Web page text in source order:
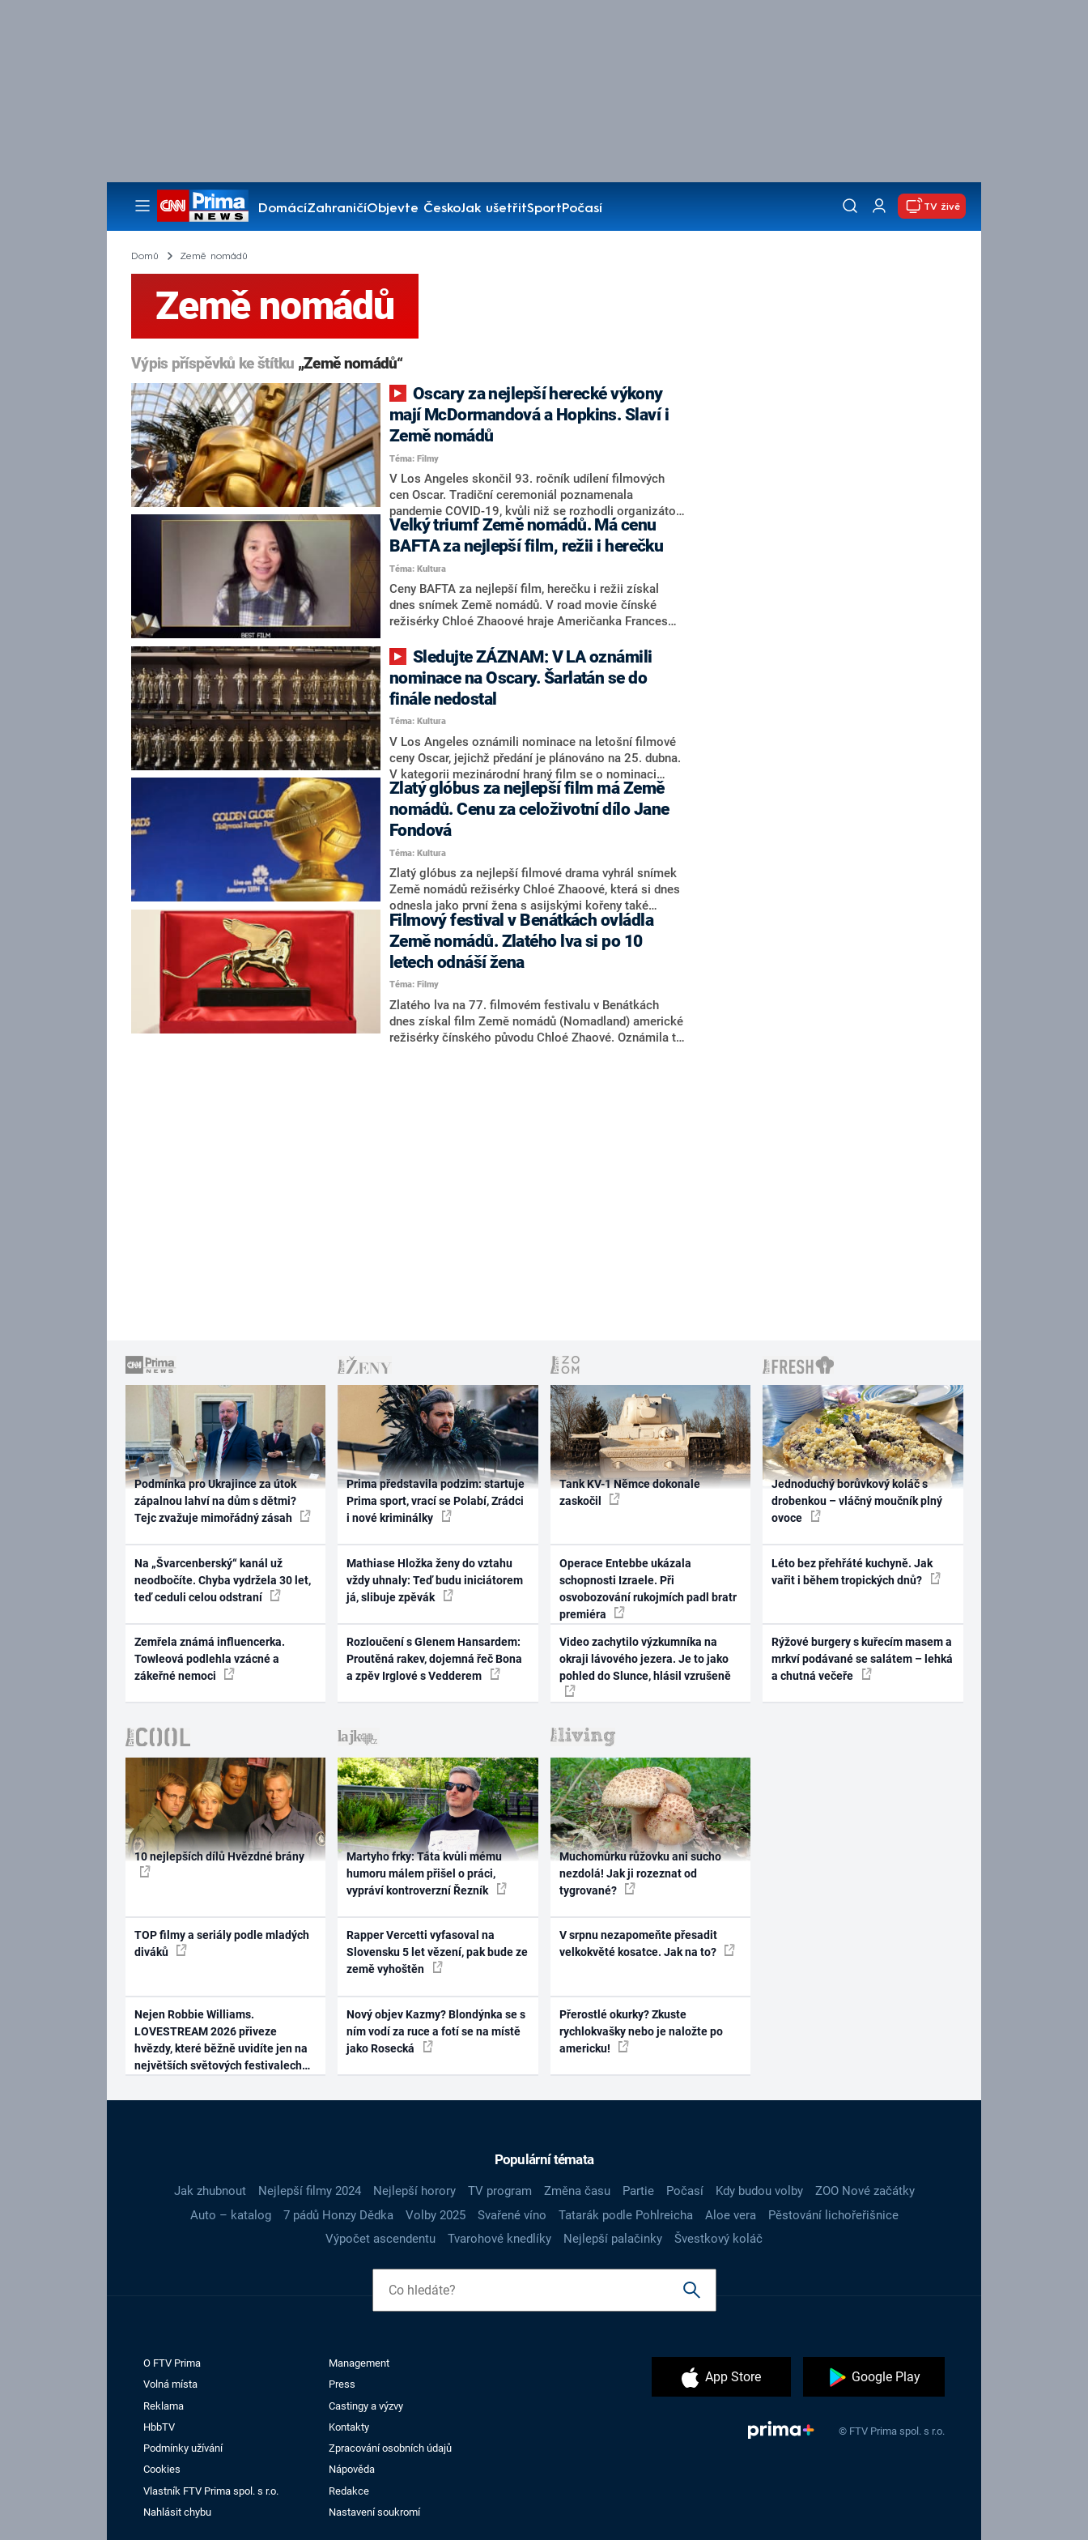
DomácíZahraničíObjevte ČeskoJak ušetřitSportPočasí
Pořady
TV živě
Domů Země nomádů
Země nomádů
Výpis příspěvků ke štítku „Země nomádů“
mají McDormandová a Hopkins. Slaví i
Země nomádů
Téma: Filmy
V Los Angeles skončil 93. ročník udílení filmových
cen Oscar. Tradiční ceremoniál poznamenala
pandemie COVID-19, kvůli niž se rozhodli organizátoři
akci poprvé uspořádat na dvou místech naráz: tradičně
v hollywoodském divadle Dolby Theatre a rovněž na
losangeleském nádraží Union Station. Podle
očekávání zvítězil film Země nomádů.
Velký triumf Země nomádů. Má cenu
BAFTA za nejlepší film, režii i herečku
Téma: Kultura
Ceny BAFTA za nejlepší film, herečku i režii získal
dnes snímek Země nomádů. V road movie čínské
režisérky Chloé Zhaoové hraje Američanka Frances
Amerikou v dodávce. Cenu BAFTA za nejlepšího herce
má 83letý Anthony Hopkins, který ve filmu The Father
(Otec) ztvárnil starého muže zápasícího s demencí.
nominace na Oscary. Šarlatán se do
finále nedostal
Téma: Kultura
V Los Angeles oznámili nominace na letošní filmové
ceny Oscar, jejichž předání je plánováno na 25. dubna.
V kategorii mezinárodní hraný film se o nominaci
ucházel i český snímek Šarlatán režisérky Agnieszky
Hollandové, do nejužšího výběru se ale nedostal.
Záznam ceremoniálu sledujte přímo v tomto článku.
Zlatý glóbus za nejlepší film má Země
nomádů. Cenu za celoživotní dílo Jane
Fondová
Téma: Kultura
Zlatý glóbus za nejlepší filmové drama vyhrál snímek
Země nomádů režisérky Chloé Zhaoové, která si dnes
odnesla jako první žena s asijskými kořeny také
ocenění za nejlepší režii. Road movie o šedesátnici,
která cestuje napříč Amerikou v bílé dodávce, porazilo
favorizovaný snímek Mank režiséra Davida Finchera.
Filmový festival v Benátkách ovládla
Země nomádů. Zlatého lva si po 10
letech odnáší žena
Téma: Filmy
Zlatého lva na 77. filmovém festivalu v Benátkách
dnes získal film Země nomádů (Nomadland) americké
režisérky čínského původu Chloé Zhaové. Oznámila to
Podmínka pro Ukrajince za útok
zápalnou lahví na dům s dětmi?
Tejc zvažuje mimořádný zásah
Na „Švarcenberský“ kanál už
neodbočíte. Chyba vydržela 30 let,
teď ceduli celou odstraní
Zemřela známá influencerka.
Towleová podlehla vzácné a
zákeřné nemoci
Prima představila podzim: startuje
Prima sport, vrací se Polabí, Zrádci
i nové kriminálky
Mathiase Hložka ženy do vztahu
vždy uhnaly: Teď budu iniciátorem
já, slibuje zpěvák
Rozloučení s Glenem Hansardem:
Proutěná rakev, dojemná řeč Bona
a zpěv Irglové s Vedderem
Tank KV-1 Němce dokonale
zaskočil
Operace Entebbe ukázala
schopnosti Izraele. Při
osvobozování rukojmích padl bratr
premiéra
Video zachytilo výzkumníka na
okraji lávového jezera. Je to jako
pohled do Slunce, hlásil vzrušeně
Jednoduchý borůvkový koláč s
drobenkou – vláčný moučník plný
ovoce
Léto bez přehřáté kuchyně. Jak
vařit i během tropických dnů?
Rýžové burgery s kuřecím masem a
mrkví podávané se salátem – lehká
a chutná večeře
10 nejlepších dílů Hvězdné brány
TOP filmy a seriály podle mladých
diváků
Nejen Robbie Williams.
LOVESTREAM 2026 přiveze
hvězdy, které běžně uvidíte jen na
největších světových festivalech
Martyho frky: Táta kvůli mému
humoru málem přišel o práci,
vypráví kontroverzní Řezník
Rapper Vercetti vyfasoval na
Slovensku 5 let vězení, pak bude ze
země vyhoštěn
Nový objev Kazmy? Blondýnka se s
ním vodí za ruce a fotí se na místě
jako Rosecká
Muchomůrku růžovku ani sucho
nezdolá! Jak ji rozeznat od
tygrované?
V srpnu nezapomeňte přesadit
velkokvěté kosatce. Jak na to?
Přerostlé okurky? Zkuste
rychlokvašky nebo je naložte po
americku!
Populární témata
Jak zhubnout Nejlepší filmy 2024 Nejlepší horory TV program Změna času Partie Počasí Kdy budou volby
ZOO Nové začátky
Auto – katalog
7 pádů Honzy Dědka Volby 2025 Svařené víno Tatarák podle Pohlreicha Aloe vera
Pěstování lichořeřišnice
Výpočet ascendentu
Tvarohové knedlíky Nejlepší palačinky Švestkový koláč
O FTV Prima
Management
Volná místa
Press
Reklama
Castingy a výzvy
HbbTV
Kontakty
Podmínky užívání
Zpracování osobních údajů
Cookies
Nápověda
Vlastník FTV Prima spol. s r.o.
Redakce
Nahlásit chybu
Nastavení soukromí
App Store Google Play
© FTV Prima spol. s r.o.